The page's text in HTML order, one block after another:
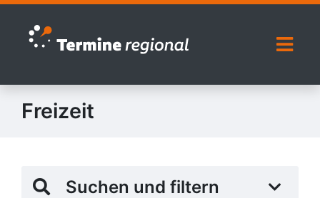
Zur Navigation springen
Zum Inhalt springen
Freizeit
Suchen und filtern